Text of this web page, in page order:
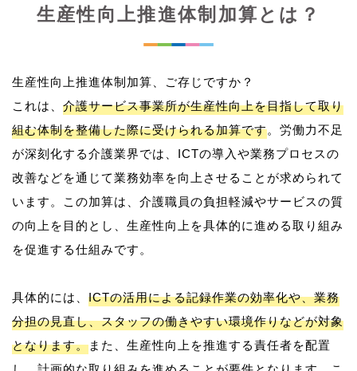
生産性向上推進体制加算とは？
生産性向上推進体制加算、ご存じですか？
これは、 介護サービス事業所が生産性向上を目指して取り
組む体制を整備した際に受けられる加算です。労働力不足
が深刻化する介護業界では、ICTの導入や業務プロセスの
改善などを通じて業務効率を向上させることが求められて
います。この加算は、介護職員の負担軽減やサービスの質
の向上を目的とし、生産性向上を具体的に進める取り組み
を促進する仕組みです。
具体的には、 ICTの活用による記録作業の効率化や、業務
分担の見直し、スタッフの働きやすい環境作りなどが対象
となります。また、生産性向上を推進する責任者を配置